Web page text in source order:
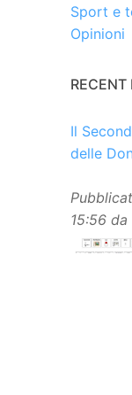
Sport e
Opinioni
RECENT
Il
delle
15:56 da